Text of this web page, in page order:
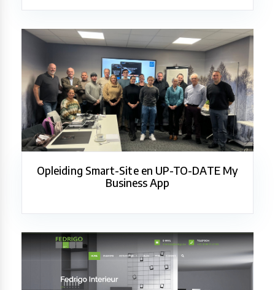
Opleiding Smart-Site en UP-TO-DATE My
Business App